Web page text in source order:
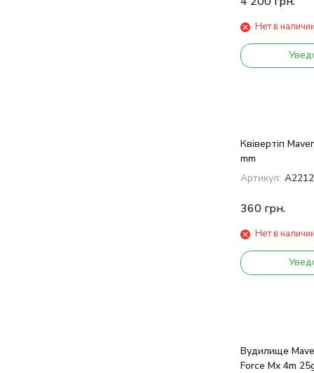
Нет в наличии
Квівертіп
mm
Артикул: A2212
360 грн.
Нет в наличии
Вудилище
Force Mx 4m